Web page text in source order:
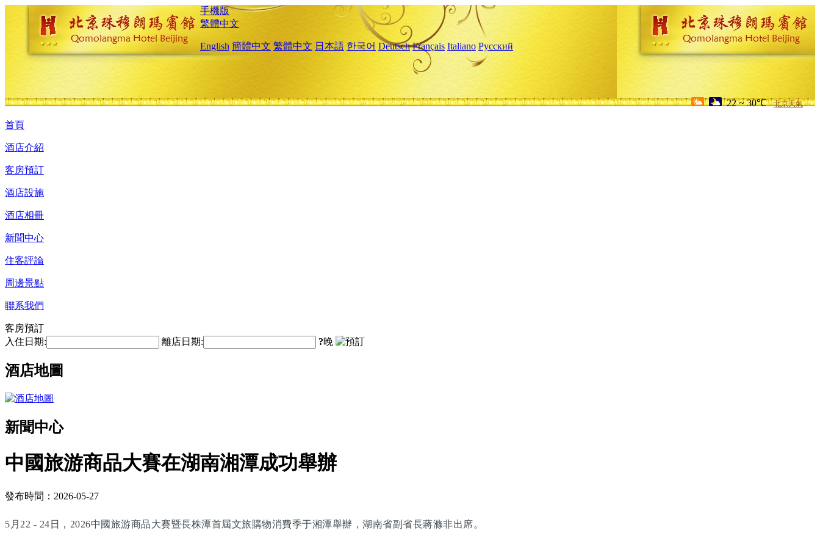
手機版
繁體中文
English 簡體中文 繁體中文 日本語 한국어 Deutsch Français Italiano Русский
22 ~ 30℃ 北京天氣
首頁
酒店介紹
客房預訂
酒店設施
酒店相冊
新聞中心
住客評論
周邊景點
聯系我們
客房預訂
入住日期:
離店日期: ?晚
酒店地圖
新聞中心
中國旅游商品大賽在湖南湘潭成功舉辦
發布時間：2026-05-27
5月22 - 24日，2026中國旅游商品大賽暨長株潭首屆文旅購物消費季于湘潭舉辦，湖南省副省長蔣滌非出席。